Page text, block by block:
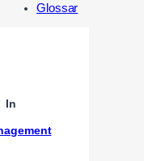
Glossar
In